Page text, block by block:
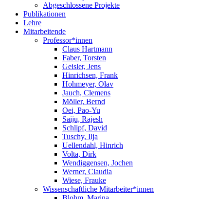
Abgeschlossene Projekte
Publikationen
Lehre
Mitarbeitende
Professor*innen
Claus Hartmann
Faber, Torsten
Geisler, Jens
Hinrichsen, Frank
Hohmeyer, Olav
Jauch, Clemens
Möller, Bernd
Oei, Pao-Yu
Saiju, Rajesh
Schlipf, David
Tuschy, Ilja
Uellendahl, Hinrich
Volta, Dirk
Wendiggensen, Jochen
Werner, Claudia
Wiese, Frauke
Wissenschaftliche Mitarbeiter*innen